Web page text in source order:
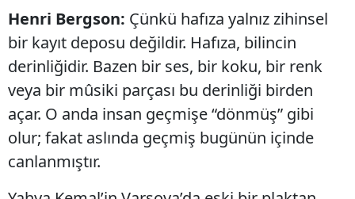
Henri Bergson: Çünkü hafıza yalnız zihinsel
bir kayıt deposu değildir. Hafıza, bilincin
derinliğidir. Bazen bir ses, bir koku, bir renk
veya bir mûsiki parçası bu derinliği birden
açar. O anda insan geçmişe “dönmüş” gibi
olur; fakat aslında geçmiş bugünün içinde
canlanmıştır.